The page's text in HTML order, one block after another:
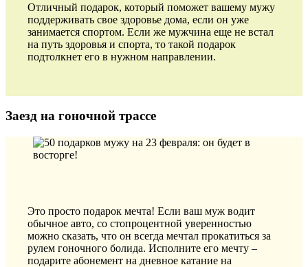
Отличный подарок, который поможет вашему мужу
поддерживать свое здоровье дома, если он уже
занимается спортом. Если же мужчина еще не встал
на путь здоровья и спорта, то такой подарок
подтолкнет его в нужном направлении.
Заезд на гоночной трассе
Это просто подарок мечта! Если ваш муж водит
обычное авто, со стопроцентной уверенностью
можно сказать, что он всегда мечтал прокатиться за
рулем гоночного болида. Исполните его мечту –
подарите абонемент на дневное катание на